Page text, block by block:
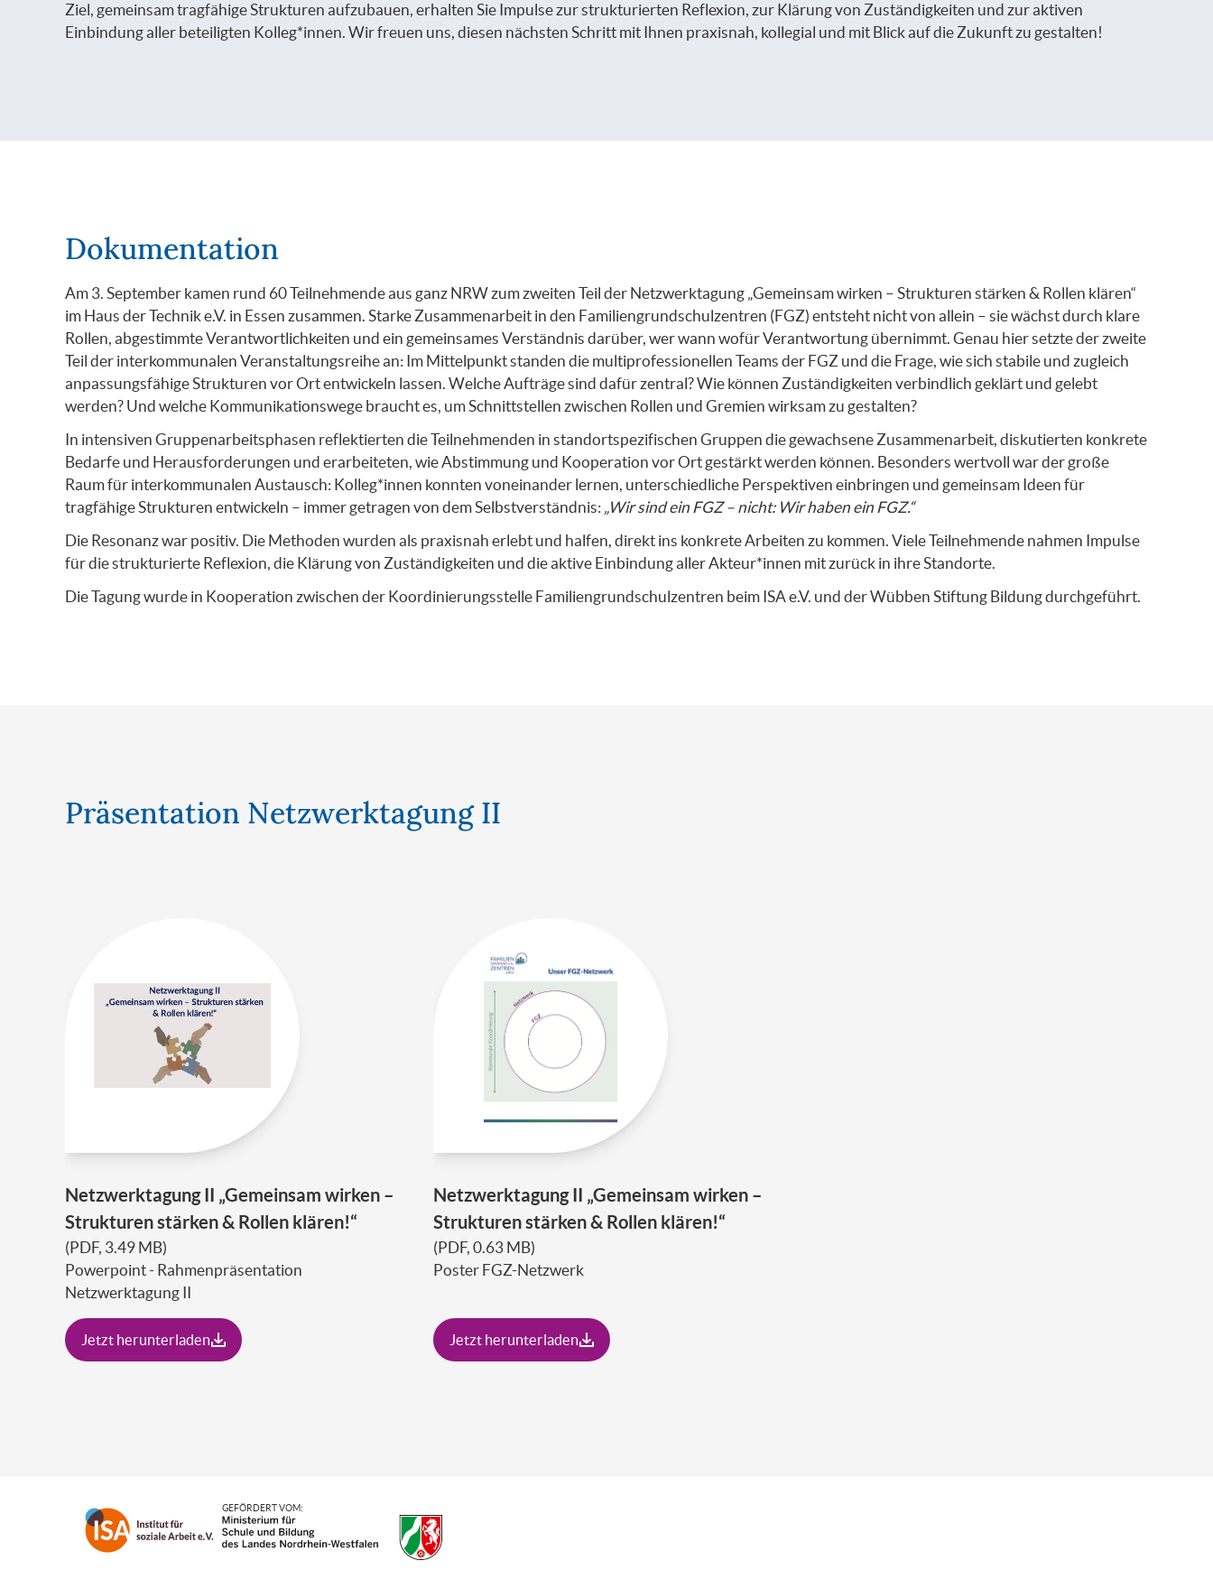
Ziel, gemeinsam tragfähige Strukturen aufzubauen, erhalten Sie Impulse zur strukturierten Reflexion, zur Klärung von Zuständigkeiten und zur aktiven
Einbindung aller beteiligten Kolleg*innen. Wir freuen uns, diesen nächsten Schritt mit Ihnen praxisnah, kollegial und mit Blick auf die Zukunft zu gestalten!
Dokumentation
Am 3. September kamen rund 60 Teilnehmende aus ganz NRW zum zweiten Teil der Netzwerktagung „Gemeinsam wirken – Strukturen stärken & Rollen klären“
im Haus der Technik e.V. in Essen zusammen. Starke Zusammenarbeit in den Familiengrundschulzentren (FGZ) entsteht nicht von allein – sie wächst durch klare
Rollen, abgestimmte Verantwortlichkeiten und ein gemeinsames Verständnis darüber, wer wann wofür Verantwortung übernimmt. Genau hier setzte der zweite
Teil der interkommunalen Veranstaltungsreihe an: Im Mittelpunkt standen die multiprofessionellen Teams der FGZ und die Frage, wie sich stabile und zugleich
anpassungsfähige Strukturen vor Ort entwickeln lassen. Welche Aufträge sind dafür zentral? Wie können Zuständigkeiten verbindlich geklärt und gelebt
werden? Und welche Kommunikationswege braucht es, um Schnittstellen zwischen Rollen und Gremien wirksam zu gestalten?
In intensiven Gruppenarbeitsphasen reflektierten die Teilnehmenden in standortspezifischen Gruppen die gewachsene Zusammenarbeit, diskutierten konkrete
Bedarfe und Herausforderungen und erarbeiteten, wie Abstimmung und Kooperation vor Ort gestärkt werden können. Besonders wertvoll war der große
Raum für interkommunalen Austausch: Kolleg*innen konnten voneinander lernen, unterschiedliche Perspektiven einbringen und gemeinsam Ideen für
tragfähige Strukturen entwickeln – immer getragen von dem Selbstverständnis: „Wir sind ein FGZ – nicht: Wir haben ein FGZ.“
Die Resonanz war positiv. Die Methoden wurden als praxisnah erlebt und halfen, direkt ins konkrete Arbeiten zu kommen. Viele Teilnehmende nahmen Impulse
für die strukturierte Reflexion, die Klärung von Zuständigkeiten und die aktive Einbindung aller Akteur*innen mit zurück in ihre Standorte.
Die Tagung wurde in Kooperation zwischen der Koordinierungsstelle Familiengrundschulzentren beim ISA e.V. und derWübben Stiftung Bildungdurchgeführt.
Präsentation Netzwerktagung II
Netzwerktagung II „Gemeinsam wirken –
Strukturen stärken & Rollen klären!“
(PDF, 3.49 MB)
Powerpoint - Rahmenpräsentation
Netzwerktagung II
Jetzt herunterladen
Netzwerktagung II „Gemeinsam wirken –
Strukturen stärken & Rollen klären!“
(PDF, 0.63 MB)
Poster FGZ-Netzwerk
Jetzt herunterladen
GEFÖRDERT VOM: